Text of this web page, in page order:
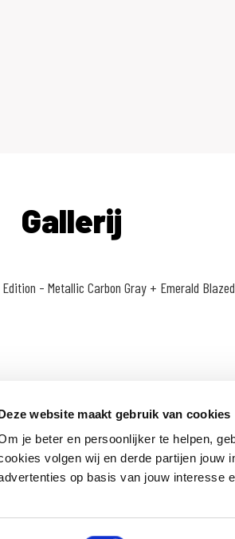
website maakt gebruik van cookies
je beter en persoonlijker te helpen,
volgen wij en derde partijen jouw
op basis van jouw interesse
Gallerij